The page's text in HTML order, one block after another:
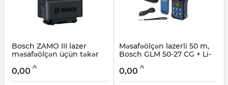
Bosch ZAMO III lazer
məsafəölçən üçün təkər
Artikul:
0,00 ₼
Məsafəölçən lazerli 50 m,
Bosch GLM 50-27 CG + Li-
(0601072U01)
Artikul: 017010214
0,00 ₼